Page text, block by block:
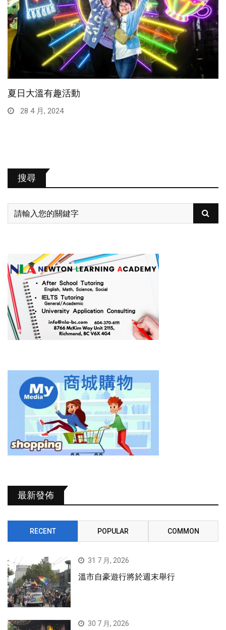
夏日大溫有趣活動
28 4 月, 2024
搜尋
最新發佈
RECENT POPULAR COMMON
31 7 月, 2026
溫市自豪遊行將於週末舉行
30 7 月, 2026